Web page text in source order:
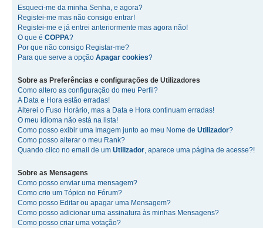
Esqueci-me da minha Senha, e agora?
Registei-me mas não consigo entrar!
Registei-me e já entrei anteriormente mas agora não!
O que é COPPA?
Por que não consigo Registar-me?
Para que serve a opção Apagar cookies?
Sobre as Preferências e configurações de Utilizadores
Como altero as configuração do meu Perfil?
A Data e Hora estão erradas!
Alterei o Fuso Horário, mas a Data e Hora continuam erradas!
O meu idioma não está na lista!
Como posso exibir uma Imagem junto ao meu Nome de Utilizador?
Como posso alterar o meu Rank?
Quando clico no email de um Utilizador, aparece uma página de acesse?!
Sobre as Mensagens
Como posso enviar uma mensagem?
Como crio um Tópico no Fórum?
Como posso Editar ou apagar uma Mensagem?
Como posso adicionar uma assinatura às minhas Mensagens?
Como posso criar uma votação?